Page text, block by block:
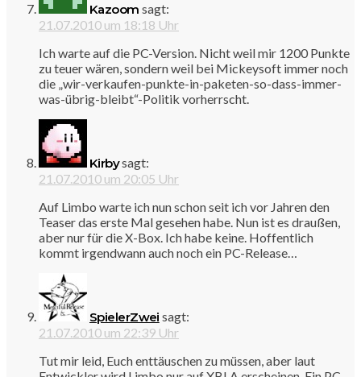
Kazoom sagt:
21.07.2010 um 18:18 Uhr
Ich warte auf die PC-Version. Nicht weil mir 1200 Punkte
zu teuer wären, sondern weil bei Mickeysoft immer noch
die „wir-verkaufen-punkte-in-paketen-so-dass-immer-
was-übrig-bleibt“-Politik vorherrscht.
Kirbysagt:
21.07.2010 um 20:05 Uhr
Auf Limbo warte ich nun schon seit ich vor Jahren den
Teaser das erste Mal gesehen habe. Nun ist es draußen,
aber nur für die X-Box. Ich habe keine. Hoffentlich
kommt irgendwann auch noch ein PC-Release…
SpielerZwei sagt:
21.07.2010 um 22:39 Uhr
Tut mir leid, Euch enttäuschen zu müssen, aber laut